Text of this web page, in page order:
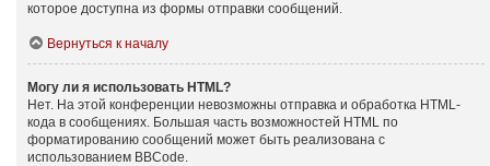
которое доступна из формы отправки сообщений.
Вернуться к началу
Могу ли я использовать HTML?
Нет. На этой конференции невозможны отправка и обработка HTML-
кода в сообщениях. Большая часть возможностей HTML по
форматированию сообщений может быть реализована с
использованием BBCode.